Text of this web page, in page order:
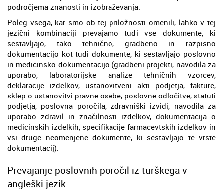
področjema znanosti in izobraževanja.
Poleg vsega, kar smo ob tej priložnosti omenili, lahko v tej
jezični kombinaciji prevajamo tudi vse dokumente, ki
sestavljajo, tako tehnično, gradbeno in razpisno
dokumentacijo kot tudi dokumente, ki sestavljajo poslovno
in medicinsko dokumentacijo (gradbeni projekti, navodila za
uporabo, laboratorijske analize tehničnih vzorcev,
deklaracije izdelkov, ustanovitveni akti podjetja, fakture,
sklep o ustanovitvi pravne osebe, poslovne odločitve, statuti
podjetja, poslovna poročila, zdravniški izvidi, navodila za
uporabo zdravil in značilnosti izdelkov, dokumentacija o
medicinskih izdelkih, specifikacije farmacevtskih izdelkov in
vsi druge neomenjene dokumente, ki sestavljajo te vrste
dokumentacij).
Prevajanje poslovnih poročil iz turškega v
angleški jezik